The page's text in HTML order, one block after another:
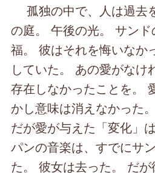
孤独の中で、人は過去
の庭。 午後の光。 サン
福。 彼はそれを悔いなか
していた。 あの愛がなけ
存在しなかったことを。
かし意味は消えなかった
だが愛が与えた「変化」
パンの音楽は、すでにサ
た。 彼女は去った。 だ